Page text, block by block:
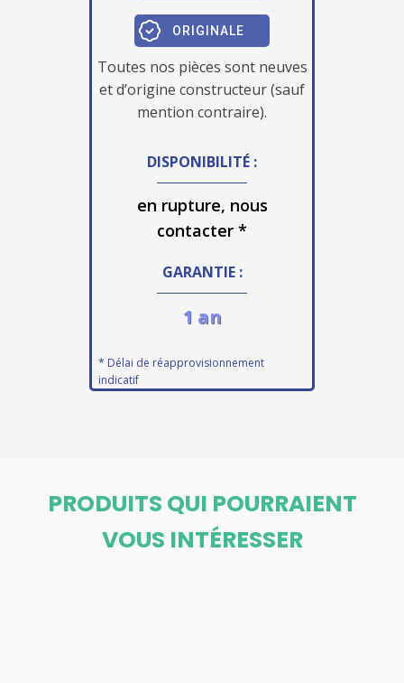
ORIGINALE
Toutes nos pièces sont neuves
et d’origine constructeur (sauf
mention contraire).
DISPONIBILITÉ :
en rupture, nous
contacter *
GARANTIE :
1 an
* Délai de réapprovisionnement
indicatif
PRODUITS QUI POURRAIENT
VOUS INTÉRESSER